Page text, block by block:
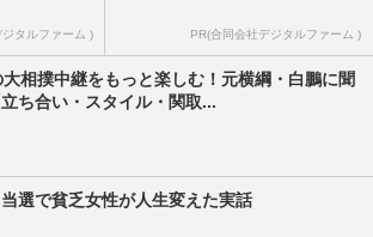
タルファーム ) PR(合同会社デジタルファーム )
大相撲中継をもっと楽しむ！元横綱・白鵬に聞
ち合い・スタイル・関取...
選で貧乏女性が人生変えた実話